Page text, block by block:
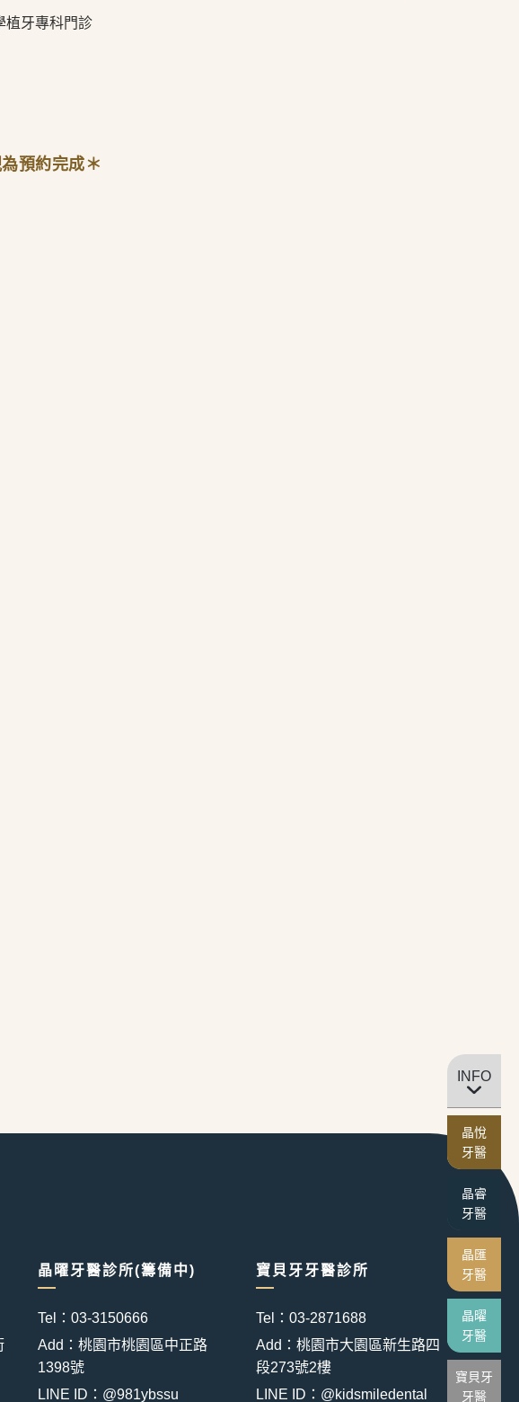
植牙專科門診
預約完成＊
晶曜牙醫診所(籌備中)
Tel：03-3150666
Add：桃園市桃園區中正路
1398號
LINE ID：@981ybssu
寶貝牙牙醫診所
Tel：03-2871688
Add：桃園市大園區新生路四
段273號2樓
LINE ID：@kidsmiledental
INFO
晶悅
牙醫
晶睿
牙醫
晶匯
牙醫
晶曜
牙醫
寶貝牙
牙醫